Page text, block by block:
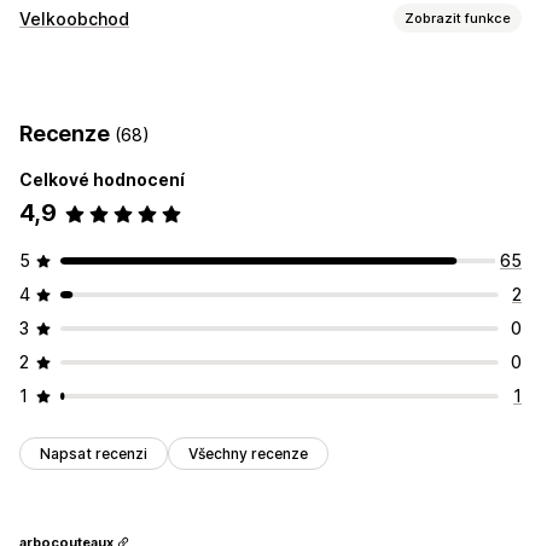
Pravidla limitů
Specifické podle produktu
Specifické podle kolekce
Štítky zákazníků
Geolokace
Nastavení oznámení
Vlastní zprávy
Velkoobchod Zobrazit funkce
Přihlášení k velkoobchodu
Řízení objednávek
Minima objednávek
Recenze (68)
Celkové hodnocení
4,9
5
65
4
2
3
0
2
0
1
1
Napsat recenzi Všechny recenze
arbocouteaux